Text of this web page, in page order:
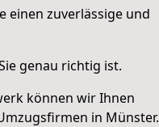
einen zuverlässige und
genau richtig ist.
können wir Ihnen
in Münster.